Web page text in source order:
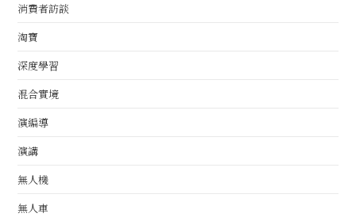
消費者訪談
淘寶
深度學習
混合實境
演編導
演講
無人機
無人車